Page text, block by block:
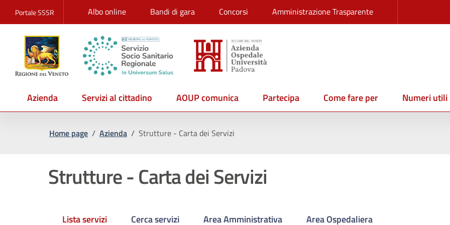
Portale SSSR Albo online Bandi di gara Concorsi Amministrazione Trasparente
Azienda Servizi al cittadino AOUP comunica Partecipa Come fare per Numeri utili
Home page / Azienda / Strutture - Carta dei Servizi
Strutture - Carta dei Servizi
Lista servizi Cerca servizi Area Amministrativa Area Ospedaliera